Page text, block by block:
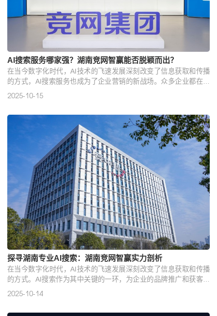
AI搜索服务哪家强？湖南竞网智赢能否脱颖而出？
在当今数字化时代，AI技术的飞速发展深刻改变了信息获取和传播
的方式，AI搜索服务也成为了企业营销的新战场。众多企业都在寻
找一家靠谱、性价比高的AI搜索服务提供商，湖南竞网智赢能否满
2025-10-15
探寻湖南专业AI搜索：湖南竞网智赢实力剖析
在当今数字化时代，AI技术的飞速发展深刻改变了信息获取和传播
的方式。AI搜索作为其中关键的一环，为企业的品牌推广和获客带
来了全新的机遇。那么在湖南，有实力且专业的AI搜索公司哪家更
2025-10-14